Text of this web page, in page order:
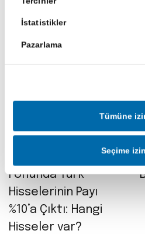
İstatistikler
Pazarlama
Tümüne
Seçime
Son Haberler
Fonunda Türk
Hisselerinin Payı
%10’a Çıktı: Hangi
Hisseler var?